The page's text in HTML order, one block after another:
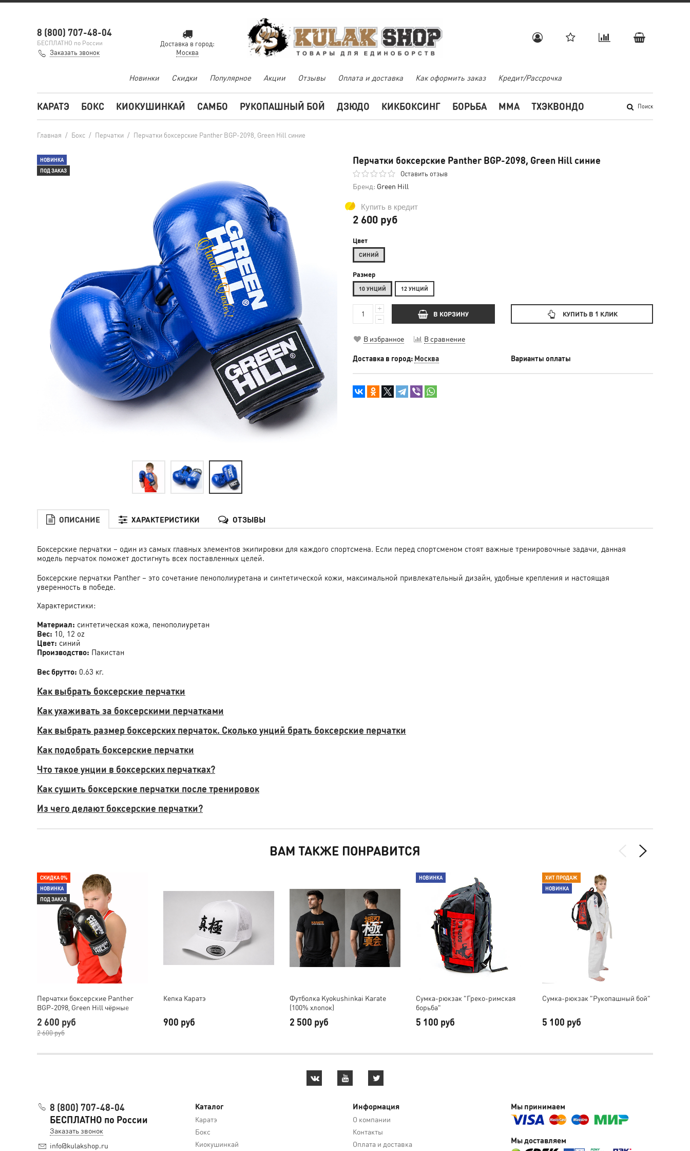
8 (800) 707-48-04
БЕСПЛАТНО по России
Заказать звонок
Доставка в город:
Москва
Новинки Скидки Популярное Акции Отзывы Оплата и доставка Как оформить заказ Кредит/Рассрочка
Поиск
КАРАТЭ БОКС КИОКУШИНКАЙ САМБО РУКОПАШНЫЙ БОЙ ДЗЮДО КИКБОКСИНГ БОРЬБА MMA ТХЭКВОНДО
Главная / Бокс / Перчатки / Перчатки боксерские Panther BGP-2098, Green Hill синие
НОВИНКА
ПОД ЗАКАЗ
Перчатки боксерские Panther BGP-2098, Green Hill синие
Оставить отзыв
Бренд: Green Hill
Купить в кредит
2 600 руб
Цвет
СИНИЙ
Размер
10 УНЦИЙ 12 УНЦИЙ
В КОРЗИНУ КУПИТЬ В 1 КЛИК
В избранное В сравнение
Доставка в город: Москва Варианты оплаты
ОПИСАНИЕ ХАРАКТЕРИСТИКИ ОТЗЫВЫ
Боксерские перчатки – один из самых главных элементов экипировки для каждого спортсмена. Если перед спортсменом стоят важные тренировочные задачи, данная
модель перчаток поможет достигнуть всех поставленных целей.
Боксерские перчатки Panther – это сочетание пенополиуретана и синтетической кожи, максимальной привлекательный дизайн, удобные крепления и настоящая
уверенность в победе.
Характеристики:
Материал: синтетическая кожа, пенополиуретан
Вес: 10, 12 oz
Цвет: синий
Производство: Пакистан
Вес брутто: 0.63 кг.
Как выбрать боксерские перчатки
Как ухаживать за боксерскими перчатками
Как выбрать размер боксерских перчаток. Сколько унций брать боксерские перчатки
Как подобрать боксерские перчатки
Что такое унции в боксерских перчатках?
Как сушить боксерские перчатки после тренировок
Из чего делают боксерские перчатки?
ВАМ ТАКЖЕ ПОНРАВИТСЯ
СКИДКА 0%
НОВИНКА
ПОД ЗАКАЗ
Перчатки боксерские Panther
BGP-2098, Green Hill чёрные
2 600 руб
2 600 руб
Кепка Каратэ
900 руб
Футболка Kyokushinkai Karate
(100% хлопок)
2 500 руб
НОВИНКА
Сумка-рюкзак "Греко-римская
борьба"
5 100 руб
ХИТ ПРОДАЖ
НОВИНКА
Сумка-рюкзак "Рукопашный бой"
5 100 руб
Каталог
Каратэ
Бокс
Киокушинкай
Информация
О компании
Контакты
Оплата и доставка
Мы принимаем
Мы доставляем
8 (800) 707-48-04
БЕСПЛАТНО по России
Заказать звонок
info@kulakshop.ru